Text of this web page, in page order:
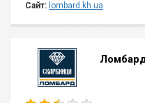
Сайт: lombard.kh.ua